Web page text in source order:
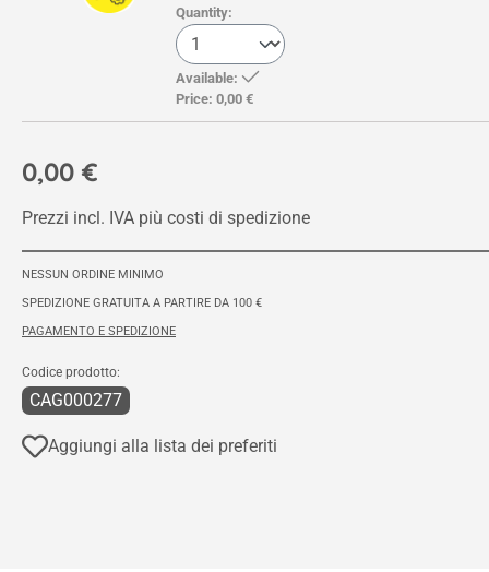
0,00 €
Prezzi incl. IVA più costi di spedizione
Quantity:
Available:
Price: 0,00 €
NESSUN ORDINE MINIMO
SPEDIZIONE GRATUITA A PARTIRE DA 100 €
PAGAMENTO E SPEDIZIONE
Codice prodotto:
CAG000277
Aggiungi alla lista dei preferiti